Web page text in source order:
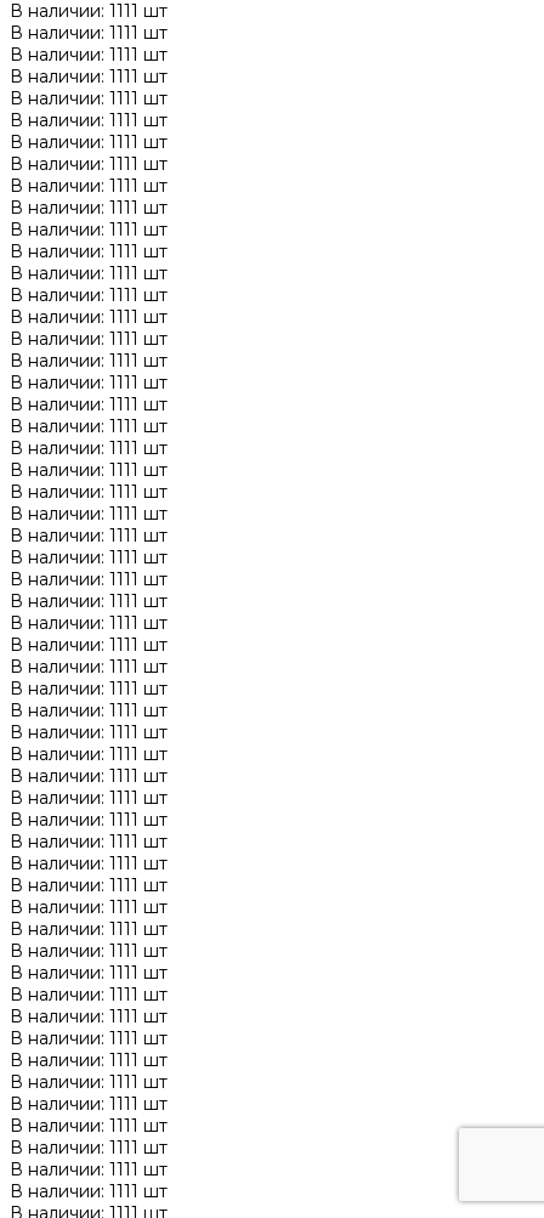
В наличии: 1111 шт
В наличии: 1111 шт
В наличии: 1111 шт
В наличии: 1111 шт
В наличии: 1111 шт
В наличии: 1111 шт
В наличии: 1111 шт
В наличии: 1111 шт
В наличии: 1111 шт
В наличии: 1111 шт
В наличии: 1111 шт
В наличии: 1111 шт
В наличии: 1111 шт
В наличии: 1111 шт
В наличии: 1111 шт
В наличии: 1111 шт
В наличии: 1111 шт
В наличии: 1111 шт
В наличии: 1111 шт
В наличии: 1111 шт
В наличии: 1111 шт
В наличии: 1111 шт
В наличии: 1111 шт
В наличии: 1111 шт
В наличии: 1111 шт
В наличии: 1111 шт
В наличии: 1111 шт
В наличии: 1111 шт
В наличии: 1111 шт
В наличии: 1111 шт
В наличии: 1111 шт
В наличии: 1111 шт
В наличии: 1111 шт
В наличии: 1111 шт
В наличии: 1111 шт
В наличии: 1111 шт
В наличии: 1111 шт
В наличии: 1111 шт
В наличии: 1111 шт
В наличии: 1111 шт
В наличии: 1111 шт
В наличии: 1111 шт
В наличии: 1111 шт
В наличии: 1111 шт
В наличии: 1111 шт
В наличии: 1111 шт
В наличии: 1111 шт
В наличии: 1111 шт
В наличии: 1111 шт
В наличии: 1111 шт
В наличии: 1111 шт
В наличии: 1111 шт
В наличии: 1111 шт
В наличии: 1111 шт
В наличии: 1111 шт
В наличии: 1111 шт